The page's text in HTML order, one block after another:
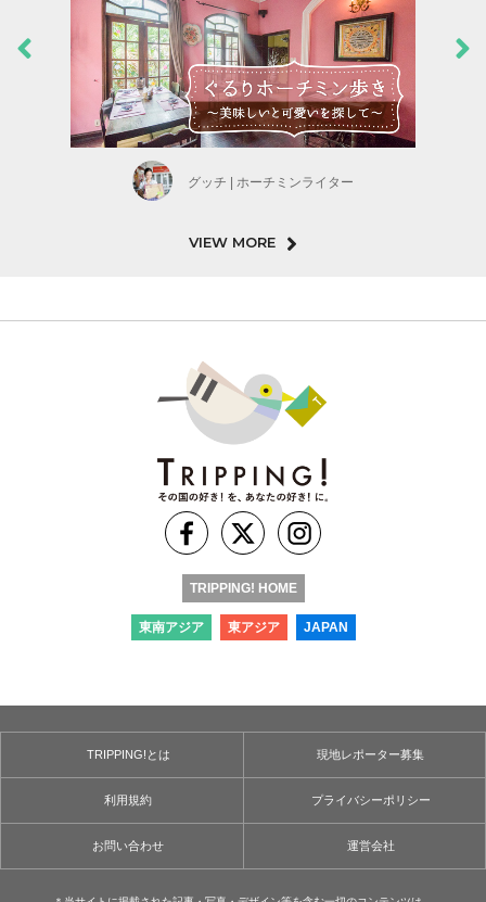
グッチ | ホーチミンライター
VIEW MORE
TRIPPING! HOME
東南アジア 東アジア JAPAN
TRIPPING!とは 現地レポーター募集
利用規約 プライバシーポリシー
お問い合わせ 運営会社